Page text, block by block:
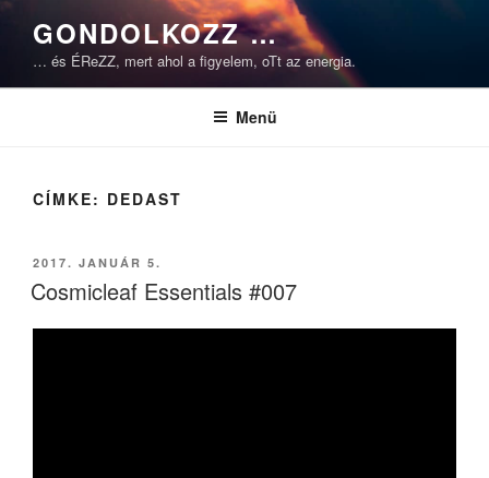
Tartalomhoz
GONDOLKOZZ …
… és ÉReZZ, mert ahol a figyelem, oTt az energia.
Menü
CÍMKE: DEDAST
BEKÜLDVE:
2017. JANUÁR 5.
Cosmicleaf Essentials #007